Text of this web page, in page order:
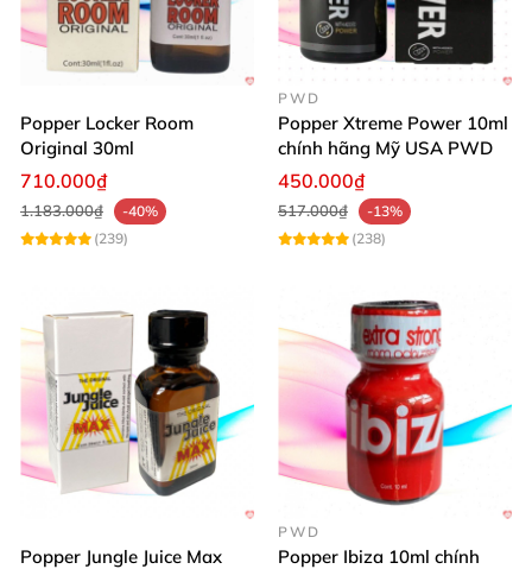
Popper Locker Room
Original 30ml
710.000₫
1.183.000₫
-40%
(239)
PWD
Popper Xtreme Power 10ml
chính hãng Mỹ USA PWD
450.000₫
517.000₫
-13%
(238)
Popper Jungle Juice Max
PWD
Popper Ibiza 10ml chính